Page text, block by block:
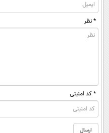
* نظر
* کد امنیتی